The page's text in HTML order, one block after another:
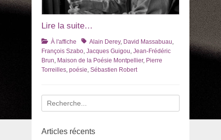
Lire la suite…
Catégories
À l'affiche TagsAlain Derey, David Massabuau
François Szabo Jacques Guigou Jean-Frédéric
Brun Maison de la Poésie Montpellier, Pierre
Torreilles poésie Sébastien Robert
Recherche
pour
Articles récents